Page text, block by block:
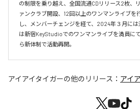
の制限を乗り越え、全国流通CDリリース2枚、
ァンクラブ開設、12回以上のワンマンライブを
し、メンバーチェンジを経て、2024年３月に
は新宿KeyStudioでのワンマンライブを満員に
ら新体制で活動再開。
アイアイタイガーの他のリリース： アイ